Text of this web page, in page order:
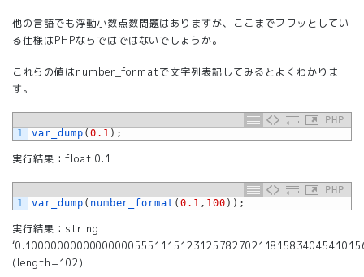
他の言語でも浮動小数点数問題はありますが、ここまでフワッとしてい
る仕様はPHPならではではないでしょうか。
これらの値はnumber_formatで文字列表記してみるとよくわかりま
す。
PHP
1
var_dump ( 0.1 ) ;
実行結果：float 0.1
PHP
1
var_dump ( number_format (0.1 , 100 ) ) ;
実行結果：string
(length=102)